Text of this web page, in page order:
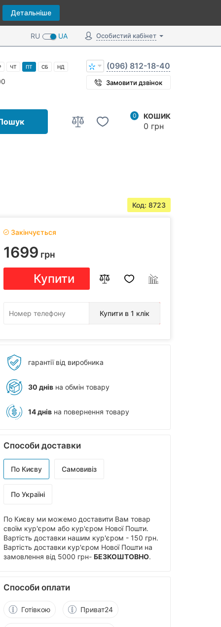
Детальніше
Особистий кабінет
RU UA
ЧТ ПТ СБ НД (096) 812-18-40
Замовити дзвінок
0 КОШИК
0 грн
Код: 8723
Закінчується
1699 грн
Купити
Купити в 1 клік
гарантії від виробника
30 днів на обмін товару
14 днів на повернення товару
Способи доставки
По Києву Самовивіз
По Україні
По Києву ми можемо доставити Вам товар
своїм кур'єром або кур'єром Нової Пошти.
Вартість доставки нашим кур'єром - 150 грн.
Вартість доставки кур'єром Нової Пошти на
замовлення від 5000 грн- БЕЗКОШТОВНО.
Способи оплати
Готівкою Приват24